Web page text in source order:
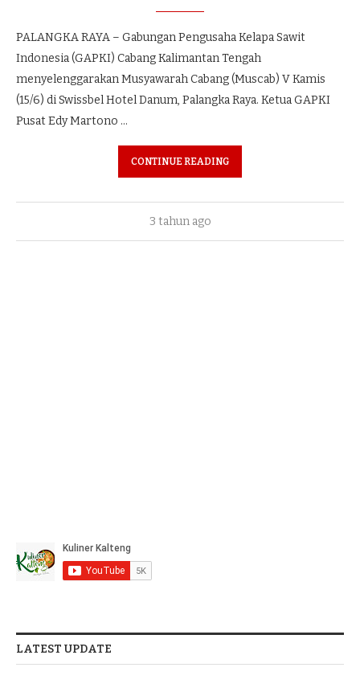
PALANGKA RAYA – Gabungan Pengusaha Kelapa Sawit
Indonesia (GAPKI) Cabang Kalimantan Tengah
menyelenggarakan Musyawarah Cabang (Muscab) V Kamis
(15/6) di Swissbel Hotel Danum, Palangka Raya. Ketua GAPKI
Pusat Edy Martono …
CONTINUE READING
3 tahun ago
LATEST UPDATE